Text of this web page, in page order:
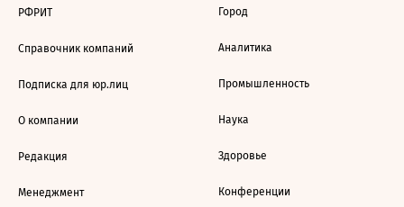
РФРИТ
Справочник компаний
Подписка для юр.лиц
О компании
Редакция
Менеджмент
Город
Аналитика
Промышленность
Наука
Здоровье
Конференции